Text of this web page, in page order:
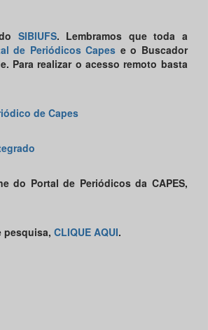
SIBIUFS. Lembramos que toda a
de Periódicos Capes e o Buscador
Para realizar o acesso remoto basta
de Capes
do Portal de Periódicos da CAPES,
pesquisa, CLIQUE AQUI.